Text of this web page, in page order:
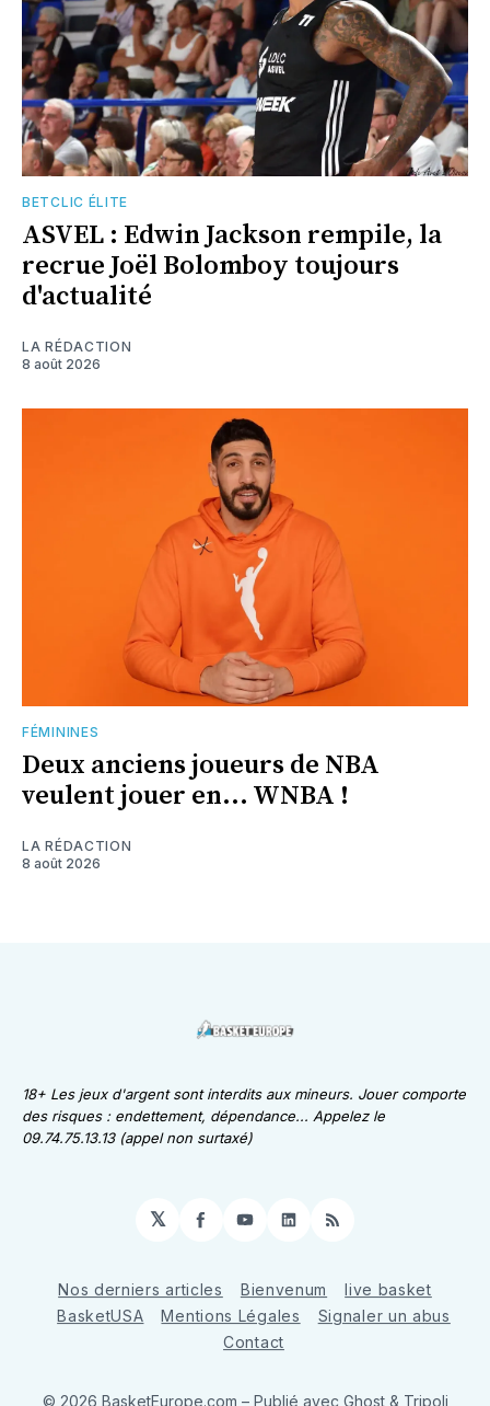
BETCLIC ÉLITE
ASVEL : Edwin Jackson rempile, la
recrue Joël Bolomboy toujours
d'actualité
LA RÉDACTION
8 août 2026
FÉMININES
Deux anciens joueurs de NBA
veulent jouer en... WNBA !
LA RÉDACTION
8 août 2026
18+ Les jeux d'argent sont interdits aux mineurs. Jouer comporte
des risques : endettement, dépendance... Appelez le
09.74.75.13.13 (appel non surtaxé)
𝕏 Facebook
YouTube
LinkedIn
RSS
Nos derniers articles Bienvenum
live basket
BasketUSA
Mentions Légales
Signaler un abus
Contact
© 2026 BasketEurope.com – Publié avec Ghost& Tripoli